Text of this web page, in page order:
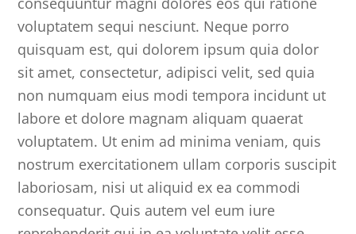
voluptatem sequi nesciunt. Neque porro
quisquam est, qui dolorem ipsum quia dolor
sit amet, consectetur, adipisci velit, sed quia
non numquam eius modi tempora incidunt ut
labore et dolore magnam aliquam quaerat
voluptatem. Ut enim ad minima veniam, quis
nostrum exercitationem ullam corporis suscipit
laboriosam, nisi ut aliquid ex ea commodi
consequatur. Quis autem vel eum iure